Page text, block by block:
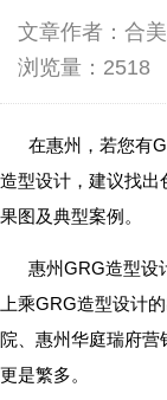
文章作者：合
浏览量：2518
在惠州，若您有
造型设计，建议找出
果图及典型案例。
惠州GRG造型
上乘GRG造型设计
院、惠州华庭瑞府
更是繁多。